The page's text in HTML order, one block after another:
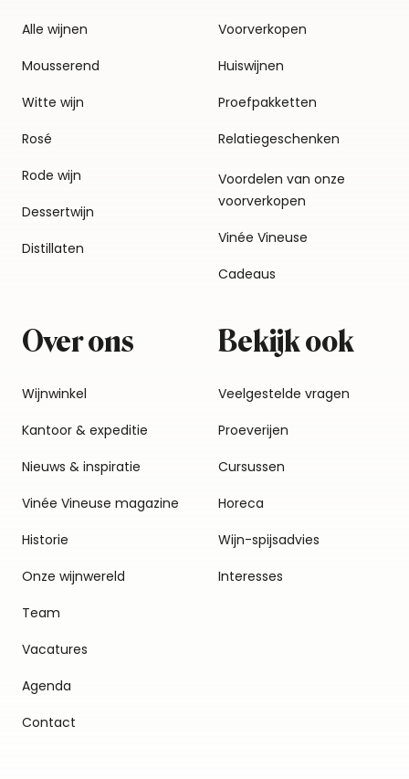
Alle wijnen
Mousserend
Witte wijn
Rosé
Rode wijn
Dessertwijn
Distillaten
Voorverkopen
Huiswijnen
Proefpakketten
Relatiegeschenken
Voordelen van onze
voorverkopen
Vinée Vineuse
Cadeaus
Over ons
Wijnwinkel
Kantoor & expeditie
Nieuws & inspiratie
Vinée Vineuse magazine
Historie
Onze wijnwereld
Team
Vacatures
Agenda
Contact
Bekijk ook
Veelgestelde vragen
Proeverijen
Cursussen
Horeca
Wijn-spijsadvies
Interesses